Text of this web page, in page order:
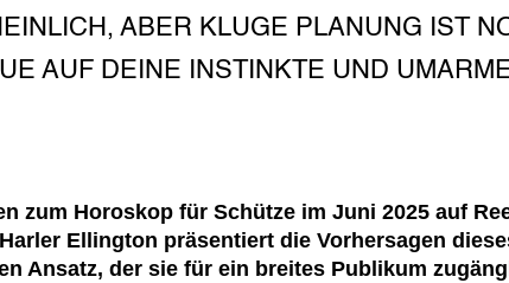
ABER KLUGE PLANUNG IST
AUF DEINE INSTINKTE UND
zum Horoskop für Schütze im Juni 2025 auf
Ellington präsentiert die Vorhersagen
Ansatz, der sie für ein breites Publikum